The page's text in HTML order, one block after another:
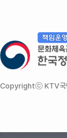
Copyrightⓒ KTV국